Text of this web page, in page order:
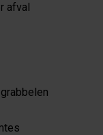
afval